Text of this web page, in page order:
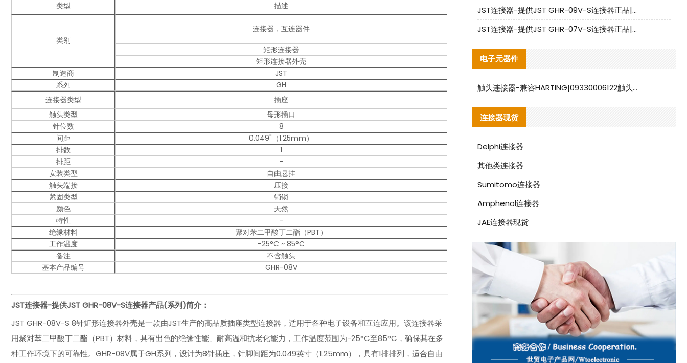
类型 描述
类别
连接器，互连器件
矩形连接器
矩形连接器外壳
制造商
JST
系列
GH
连接器类型
插座
触头类型
母形插口
针位数
8
间距
0.049"（1.25mm）
排数
1
排距
-
安装类型
自由悬挂
触头端接
压接
紧固类型
销锁
颜色
天然
特性
-
绝缘材料
聚对苯二甲酸丁二酯（PBT）
工作温度
-25°C ~ 85°C
备注
不含触头
基本产品编号
GHR-08V
JST连接器-提供JSTGHR-08V-S连接器产品(系列)简介：
JST GHR-08V-S 8针矩形连接器外壳是一款由JST生产的高品质插座类型连接器，适用于各种电子设备和互连应用。该连接器采
用聚对苯二甲酸丁二酯（PBT）材料，具有出色的绝缘性能、耐高温和抗老化能力，工作温度范围为-25°C至85°C，确保其在多
种工作环境下的可靠性。GHR-08V属于GH系列，设计为8针插座，针脚间距为0.049英寸（1.25mm），具有1排排列，适合自由
JST连接器-提供JST GHR-09V-S连接器正品|替代品
JST连接器-提供JST GHR-07V-S连接器正品|替代品
电子元器件
触头连接器-兼容HARTING|09330006122触头连接器替代品说明
连接器现货
Delphi连接器
其他类连接器
Sumitomo连接器
Amphenol连接器
JAE连接器现货